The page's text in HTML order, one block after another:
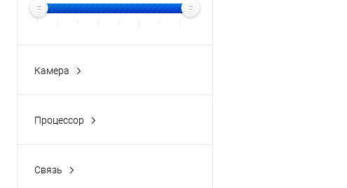
Камера
Процессор
Связь